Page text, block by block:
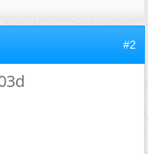
#2